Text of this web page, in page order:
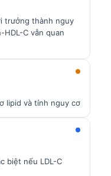
trưởng thành nguy
C vẫn quan
lipid và tính nguy cơ
biệt nếu LDL-C